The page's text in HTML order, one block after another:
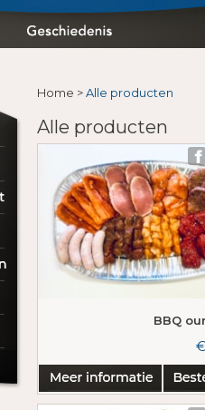
Home >Alle producten
Alle producten
BBQ